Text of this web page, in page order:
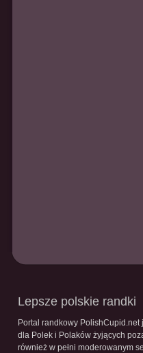
Lepsze polskie randki
Portal randkowy PolishCupid.net
dla Polek i Polaków żyjących
również w pełni moderowanym